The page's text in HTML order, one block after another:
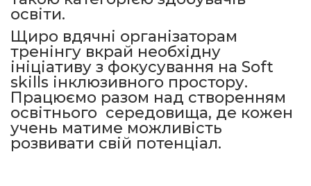
освіти.
Щиро вдячні організаторам
тренінгу вкрай необхідну
ініціативу з фокусування на Soft
skills інклюзивного простору.
Працюємо разом над створенням
освітнього середовища, де кожен
учень матиме можливість
розвивати свій потенціал.